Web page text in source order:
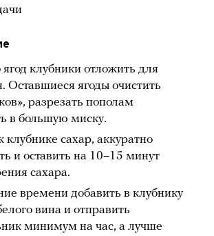
клубники отложить для
Оставшиеся ягоды очистить
разрезать пополам
в большую миску.
клубнике сахар, аккуратно
и оставить на 10–15 минут
сахара.
времени добавить в клубнику
вина и отправить
минимум на час, а лучше